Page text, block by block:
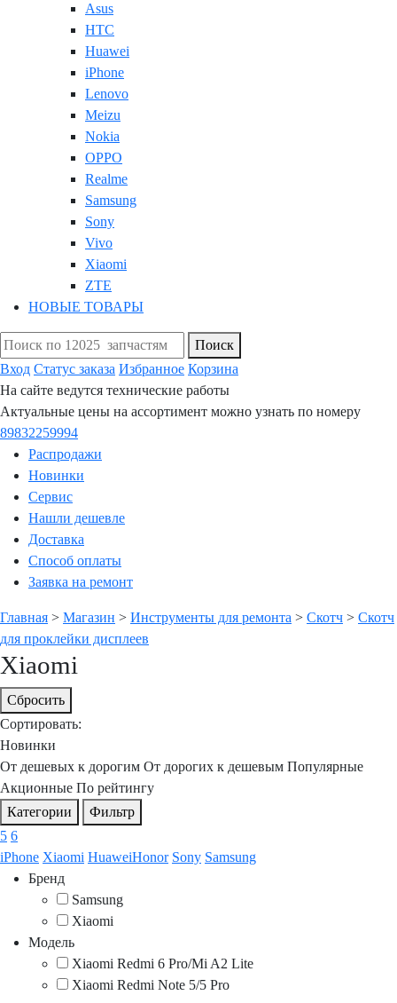
Asus
HTC
Huawei
iPhone
Lenovo
Meizu
Nokia
OPPO
Realme
Samsung
Sony
Vivo
Xiaomi
ZTE
НОВЫЕ ТОВАРЫ
Поиск
Вход Статус заказа Избранное Корзина
На сайте ведутся технические работы
Актуальные цены на ассортимент можно узнать по номеру
89832259994
Распродажи
Новинки
Сервис
Нашли дешевле
Доставка
Способ оплаты
Заявка на ремонт
Главная > Магазин > Инструменты для ремонта > Скотч > Скотч
для проклейки дисплеев
Xiaomi
Сбросить
Сортировать:
Новинки
От дешевых к дорогим От дорогих к дешевым Популярные
Акционные По рейтингу
Категории
Фильтр
5 6
iPhone Xiaomi HuaweiHonor Sony Samsung
Бренд
Samsung
Xiaomi
Модель
Xiaomi Redmi 6 Pro/Mi A2 Lite
Xiaomi Redmi Note 5/5 Pro